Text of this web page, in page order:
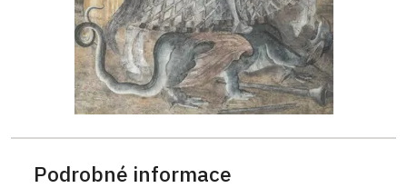
Podrobné informace